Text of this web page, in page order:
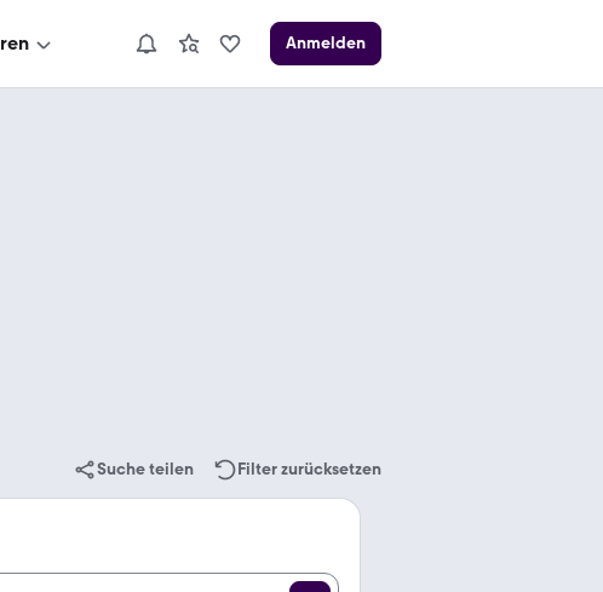
Anmelden
Suche teilen Filter zurücksetzen